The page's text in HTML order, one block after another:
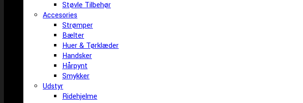
Støvle Tilbehør
Accesories
Strømper
Bælter
Huer & Tørklæder
Handsker
Hårpynt
Smykker
Udstyr
Ridehjelme